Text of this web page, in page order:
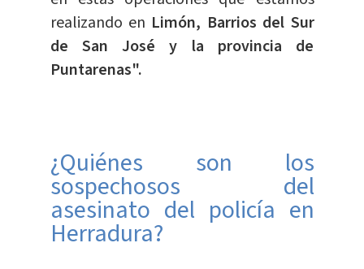
realizando en Limón, Barrios del Sur
de San José y la provincia de
Puntarenas".
¿Quiénes son los
sospechosos del
asesinato del policía en
Herradura?